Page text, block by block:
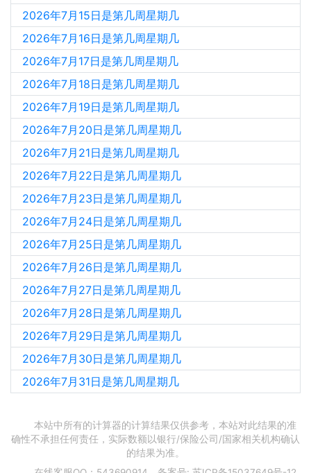
2026年7月15日是第几周星期几
2026年7月16日是第几周星期几
2026年7月17日是第几周星期几
2026年7月18日是第几周星期几
2026年7月19日是第几周星期几
2026年7月20日是第几周星期几
2026年7月21日是第几周星期几
2026年7月22日是第几周星期几
2026年7月23日是第几周星期几
2026年7月24日是第几周星期几
2026年7月25日是第几周星期几
2026年7月26日是第几周星期几
2026年7月27日是第几周星期几
2026年7月28日是第几周星期几
2026年7月29日是第几周星期几
2026年7月30日是第几周星期几
2026年7月31日是第几周星期几
本站中所有的计算器的计算结果仅供参考，本站对此结果的准
确性不承担任何责任，实际数额以银行/保险公司/国家相关机构确认
的结果为准。